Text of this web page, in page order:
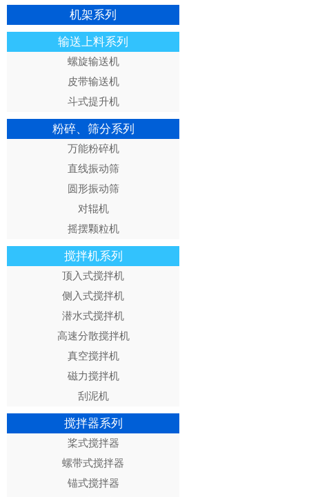
机架系列
输送上料系列
螺旋输送机
皮带输送机
斗式提升机
粉碎、筛分系列
万能粉碎机
直线振动筛
圆形振动筛
对辊机
摇摆颗粒机
搅拌机系列
顶入式搅拌机
侧入式搅拌机
潜水式搅拌机
高速分散搅拌机
真空搅拌机
磁力搅拌机
刮泥机
搅拌器系列
桨式搅拌器
螺带式搅拌器
锚式搅拌器